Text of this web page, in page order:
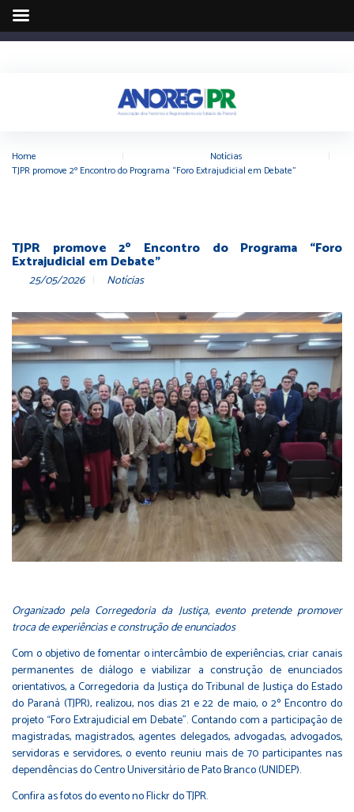
Home Notícias
TJPR promove 2º Encontro do Programa “Foro Extrajudicial em Debate”
TJPR promove 2º Encontro do Programa “Foro
Extrajudicial em Debate”
25/05/2026 Notícias
Organizado pela Corregedoria da Justiça, evento pretende promover
troca de experiências e construção de enunciados
Com o objetivo de fomentar o intercâmbio de experiências, criar canais
permanentes de diálogo e viabilizar a construção de enunciados
orientativos, a Corregedoria da Justiça do Tribunal de Justiça do Estado
do Paraná (TJPR), realizou, nos dias 21 e 22 de maio, o 2º Encontro do
projeto “Foro Extrajudicial em Debate”. Contando com a participação de
magistradas, magistrados, agentes delegados, advogadas, advogados,
servidoras e servidores, o evento reuniu mais de 70 participantes nas
dependências do Centro Universitário de Pato Branco (UNIDEP).
Confira as fotos do evento no Flickr do TJPR.